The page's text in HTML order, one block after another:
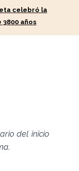
celebró la
años
del inicio